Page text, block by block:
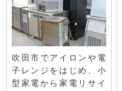
吹田市でアイロンや電
子レンジをはじめ、小
型家電から家電リサイ